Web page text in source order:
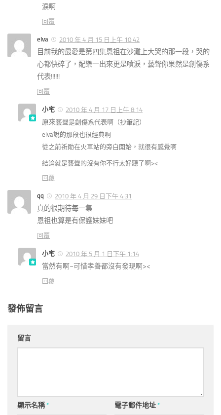
淚啊
回覆
elva 2010 年 4 月 15 日上午 10:42
目前我的最愛是第四集恩祖在沙灘上大哭的那一段，哭的
心都快碎了，配樂一出來更是噴淚，藝聲你果然是創傷系
代表!!!!!!
回覆
小宅 2010 年 4 月 17 日上午 8:14
原來藝聲是創傷系代表啊（抄筆記）
elva說的那段也很經典啊
從之前祈勛在火車站的旁白開始，就很有感覺啊
結論就是藝聲的沒有你不行太好聽了啊><
回覆
qq 2010 年 4 月 29 日下午 4:31
真的很期待每一集
恩祖也算是有保護妹妹吧
回覆
小宅 2010 年 5 月 1 日下午 1:14
當然有啊~可惜孝善都沒有發現啊><
回覆
發佈留言
留言
顯示名稱* 電子郵件地址*